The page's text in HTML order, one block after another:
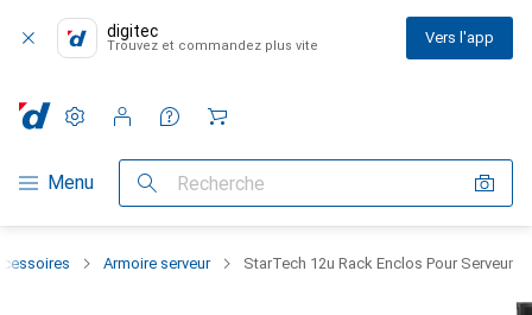
digitec
Trouvez et commandez plus vite Vers l'app
Navigation par catégorie
Menu Recherche
Paramètres
Compte client
Listes de comparaison
Listes d'envies
Panier
Armoire serveur StarTech 12u Rack Enclos Pour Serveur